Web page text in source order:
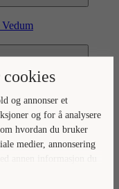
cookies
og annonser et
og for å analysere
hvordan du bruker
medier, annonsering
annen informasjon du